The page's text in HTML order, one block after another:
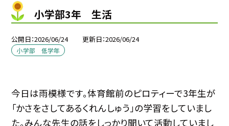
小学部3年 生活
公開日 2026/06/24 更新日 2026/06/24
小学部 低学年
今日は雨模様です。体育館前のピロティーで3年生が
「かさをさしてあるくれんしゅう」の学習をしていまし
た。みんな先生の話をしっかり聞いて活動していまし